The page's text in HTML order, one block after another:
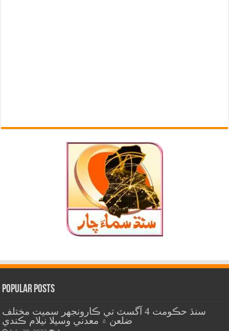
Popular Posts
سنڌ حڪومت 4 آگسٽ تي ڪارونجهر سميت مختلف
ضلعن ۾ معدني وسيلا نيلام ڪندي